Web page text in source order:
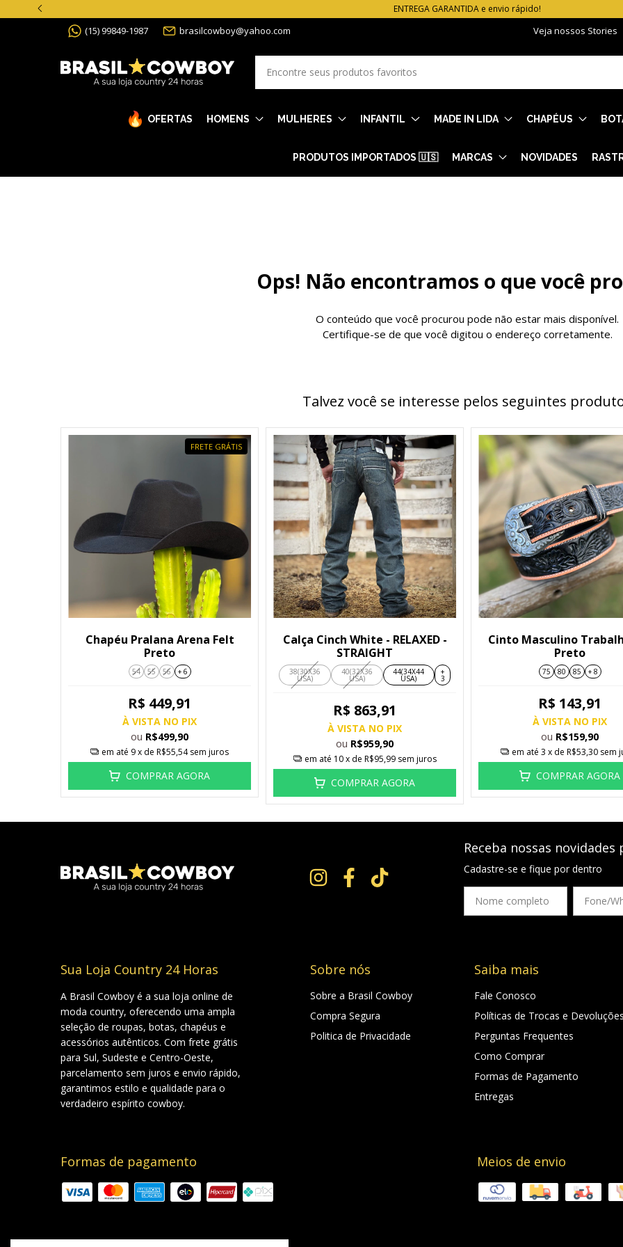
ENTREGA GARANTIDA e envio rápido!
(15) 99849-1987 brasilcowboy@yahoo.com Veja nossos Stories
OFERTAS HOMENS MULHERES INFANTIL MADE IN LIDA CHAPÉUS
PRODUTOS IMPORTADOS 🇺🇸 MARCAS NOVIDADES
Ops! Não encontramos o que você
O conteúdo que você procurou pode não estar mais disponível.
Certifique-se de que você digitou o endereço corretamente.
Talvez você se interesse pelos seguintes
FRETE GRÁTIS
Chapéu Pralana Arena Felt
Preto
54 55 56 + 6
R$ 449,91
À VISTA NO PIX
ou R$499,90
em até 9x de R$55,54 sem juros
COMPRAR AGORA
Calça Cinch White - RELAXED -
STRAIGHT
38(30X36
USA)
40(32X36
USA)
44(34X44
USA)
+
3
R$ 863,91
À VISTA NO PIX
ou R$959,90
em até 10 x de R$95,99 sem juros
COMPRAR AGORA
Cinto Masculino
Preto
75 80 85 + 8
R$ 143,91
À VISTA NO PIX
ou R$159,90
em até 3 x de R$53,30 sem
COMPRAR AGORA
Receba nossas
Cadastre-se e fique por dentro
Sua Loja Country 24 Horas
A Brasil Cowboy é a sua loja online de
moda country, oferecendo uma ampla
seleção de roupas, botas, chapéus e
acessórios autênticos. Com frete grátis
para Sul, Sudeste e Centro-Oeste,
parcelamento sem juros e envio rápido,
garantimos estilo e qualidade para o
verdadeiro espírito cowboy.
Sobre nós
Sobre a Brasil Cowboy
Compra Segura
Politica de Privacidade
Saiba mais
Fale Conosco
Políticas de Trocas e
Perguntas Frequentes
Como Comprar
Formas de Pagamento
Entregas
Formas de pagamento Meios de envio